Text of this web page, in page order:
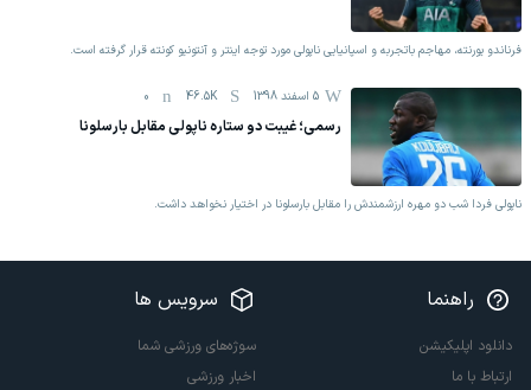
فرناندو یورنته، مهاجم باتجربه و اسپانیایی ناپولی مورد توجه اینتر و آنتونیو کونته قرار گرفته است.
5 اسفند 1398 46.5K
0
رسمی؛ غیبت دو ستاره ناپولی مقابل بارسلونا
ناپولی فردا شب دو مهره ارزشمندش را مقابل بارسلونا در اختیار نخواهد داشت.
راهنما
دانلود اپلیکیشن
ارتباط با ما
سرویس ها
سوژه‌های ورزشی شما
اخبار ورزشی